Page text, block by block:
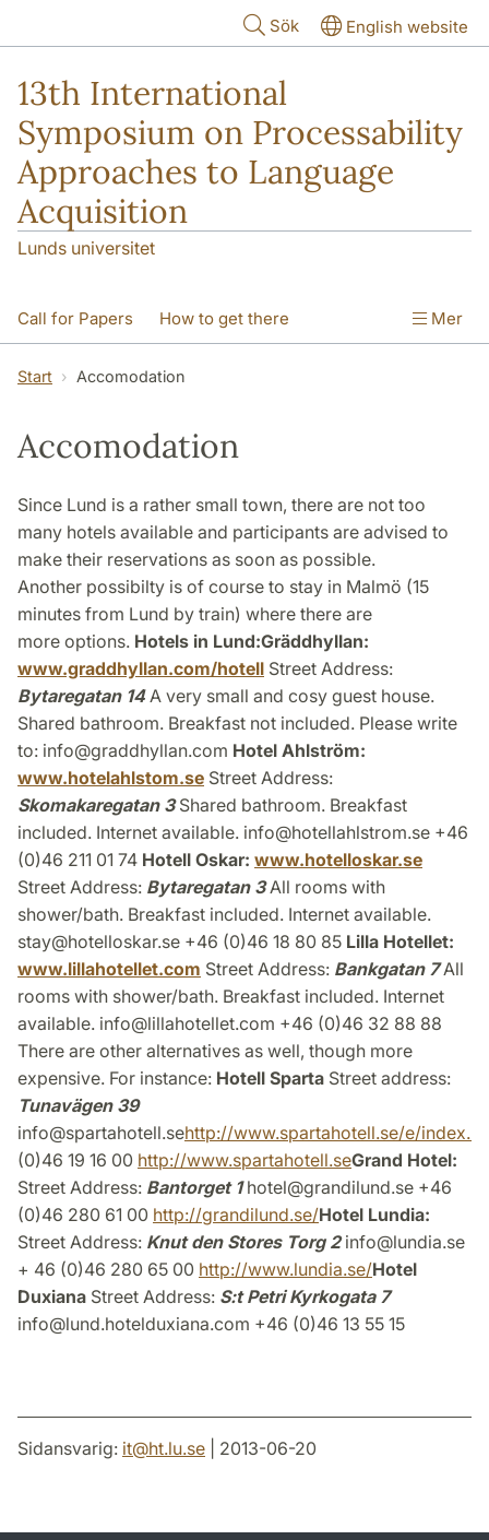
Sök English website
13th International
Symposium on Processability
Approaches to Language
Acquisition
Lunds universitet
Call for Papers How to get there
Accomodation Program
Mer
Start Accomodation
Accomodation
Since Lund is a rather small town, there are not too
many hotels available and participants are advised to
make their reservations as soon as possible.
Another possibilty is of course to stay in Malmö (15
minutes from Lund by train) where there are
more options. Hotels in Lund:Gräddhyllan:
www.graddhyllan.com/hotell Street Address:
Bytaregatan 14A very small and cosy guest house.
Shared bathroom. Breakfast not included. Please write
to: info@graddhyllan.com Hotel Ahlström:
www.hotelahlstom.se Street Address:
Skomakaregatan 3Shared bathroom. Breakfast
included. Internet available. info@hotellahlstrom.se +46
(0)46 211 01 74 Hotell Oskar: www.hotelloskar.se
Street Address: Bytaregatan 3All rooms with
shower/bath. Breakfast included. Internet available.
stay@hotelloskar.se +46 (0)46 18 80 85 Lilla Hotellet:
www.lillahotellet.com Street Address: Bankgatan 7All
rooms with shower/bath. Breakfast included. Internet
available. info@lillahotellet.com +46 (0)46 32 88 88
There are other alternatives as well, though more
expensive. For instance: Hotell Sparta Street address:
Tunavägen 39
info@spartahotell.sehttp://www.spartahotell.se/e/
(0)46 19 16 00 http://www.spartahotell.seGrand Hotel:
Street Address: Bantorget 1hotel@grandilund.se +46
(0)46 280 61 00 http://grandilund.se/Hotel Lundia:
Street Address: Knut den Stores Torg 2info@lundia.se
+ 46 (0)46 280 65 00 http://www.lundia.se/Hotel
Duxiana Street Address: S:t Petri Kyrkogata 7
info@lund.hotelduxiana.com +46 (0)46 13 55 15
Sidansvarig: it@ht.lu.se | 2013-06-20